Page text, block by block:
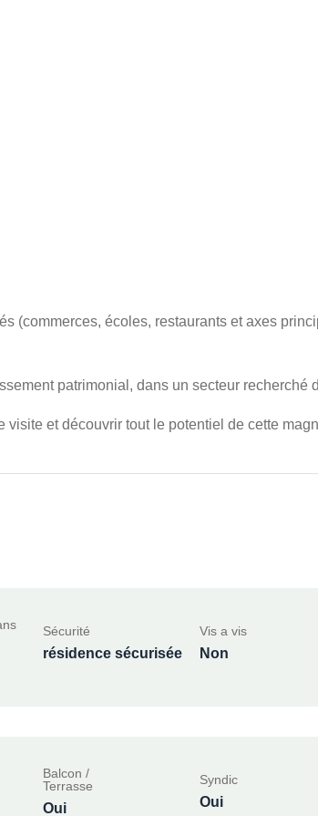
(commerces, écoles, restaurants et axes
patrimonial, dans un secteur recherché
et découvrir tout le potentiel de cette
Sécurité
résidence sécurisée
Vis a vis
Non
Balcon /
Terrasse
Oui
Syndic
Oui